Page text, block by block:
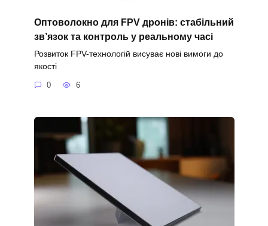
Оптоволокно для FPV дронів: стабільний
зв’язок та контроль у реальному часі
Розвиток FPV-технологій висуває нові вимоги до
якості
0 6